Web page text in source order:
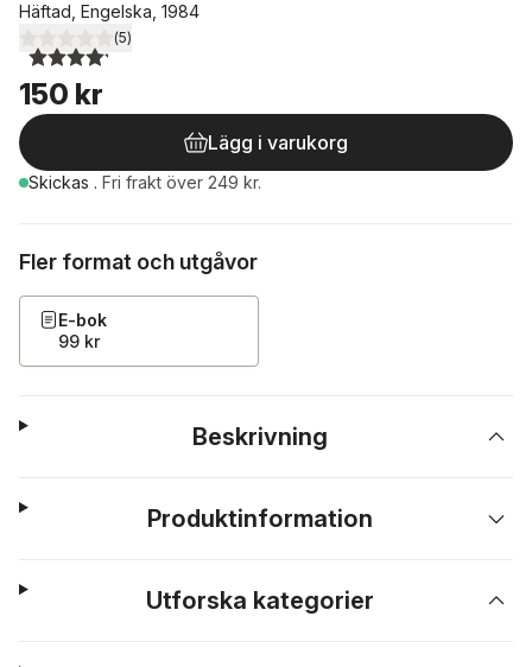
Häftad, Engelska, 1984
4,2utav 5 stjärnor. Totalt antal röster:
(5)
150 kr
Lägg i varukorg
Skickas . Fri frakt över 249 kr.
Fler format och utgåvor
E-bok
99 kr
Beskrivning
Produktinformation
Utforska kategorier